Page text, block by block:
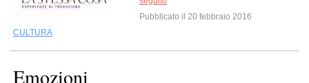
Pubblicato il 20 febbraio 2016
CULTURA
Emozioni